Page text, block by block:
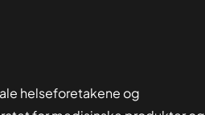
helseforetakene og